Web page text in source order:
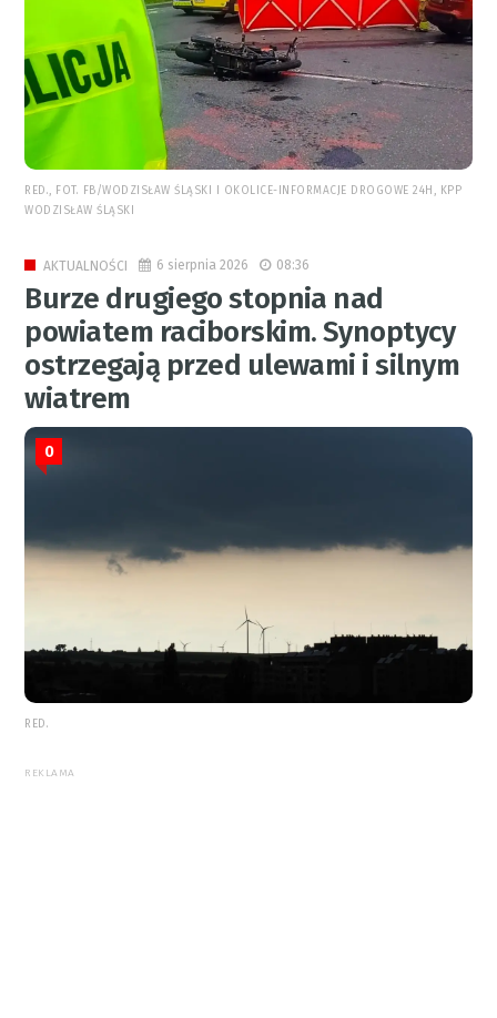
RED., FOT. FB/WODZISŁAW ŚLĄSKI I OKOLICE-INFORMACJE DROGOWE 24H, KPP
WODZISŁAW ŚLĄSKI
AKTUALNOŚCI 6 sierpnia 2026 08:36
Burze drugiego stopnia nad
powiatem raciborskim. Synoptycy
ostrzegają przed ulewami i silnym
wiatrem
0
RED.
REKLAMA